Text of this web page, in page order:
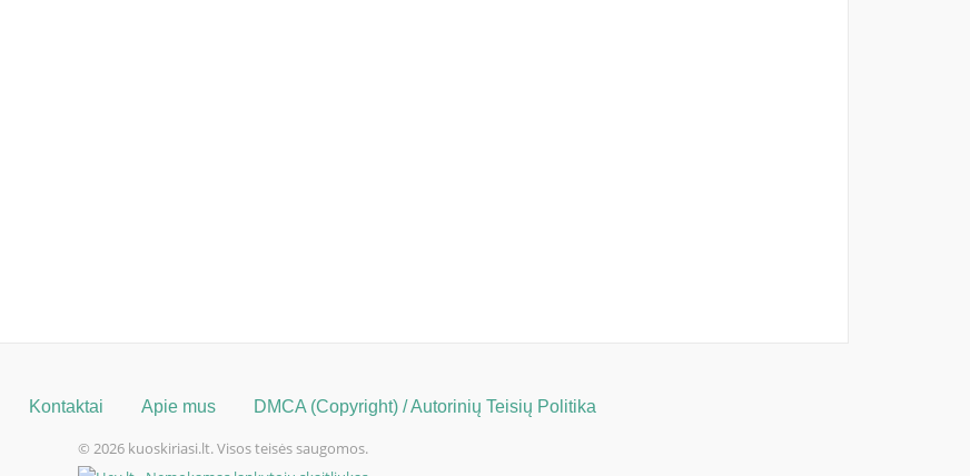
Kontaktai Apie mus DMCA (Copyright) / Autorinių Teisių Politika
© 2026 kuoskiriasi.lt. Visos teisės saugomos.